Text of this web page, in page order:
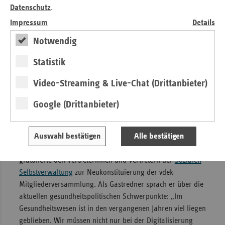
Datenschutz.
Impressum
Details
Notwendig
Statistik
Video-Streaming & Live-Chat (Drittanbieter)
Google (Drittanbieter)
Auswahl bestätigen Alle bestätigen
und begrüßte den Beschluss der Mitgliederversammlung
für eine Verstetigung der Online-Wahl. „Wir werden uns
mit Blick auf die anstehende Wahlperiode mit aller Kraft
dafür einsetzen, dass diese zeitgemäße Möglichkeit der
gesetzlich verankert wird.“
Minister Lauterbach stellt
gesundheitspolitische Schwerpunkte
vor
Bundesgesundheitsminister Professor Karl Lauterbach
gratulierte den Vertreterinnen und Vertretern derSozialen
Selbstverwaltung zur Neukonstituierung der vdek-
Mitgliederversammlung. Als Gastredner sprach er über die
aktuellen gesundheitspolitischen Schwerpunkte: „Im
Gesundheitswesen ist in den vergangenen Jahren viel liegen
geblieben. Wir müssen nicht nur bei der Digitalisierung